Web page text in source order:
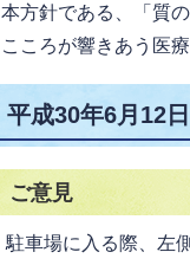
本方針である、「質
こころが響きあう医
平成30年6月12
ご意見
駐車場に入る際、左